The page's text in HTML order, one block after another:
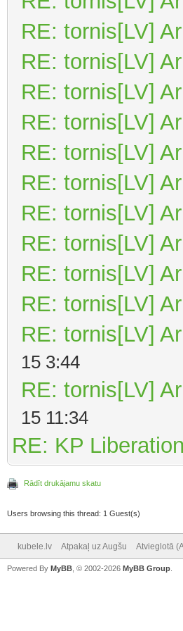
RE: tornis[LV]
RE: tornis[LV]
RE: tornis[LV]
RE: tornis[LV]
RE: tornis[LV]
RE: tornis[LV]
RE: tornis[LV]
RE: tornis[LV]
RE: tornis[LV]
RE: tornis[LV]
RE: tornis[LV]
15 3:44
RE: tornis[LV]
15 11:34
RE: KP Liberation
Rādīt drukājamu skatu
Users browsing this thread: 1 Guest(s)
kubele.lv Atpakaļ uz Augšu Atvieglotā
Powered By MyBB , © 2002-2026 MyBB Group